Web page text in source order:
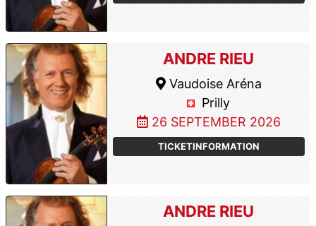
ANDRE RIEU
Vaudoise Aréna
Prilly
26 SEPTEMBER 2026
TICKETINFORMATION
ANDRE RIEU